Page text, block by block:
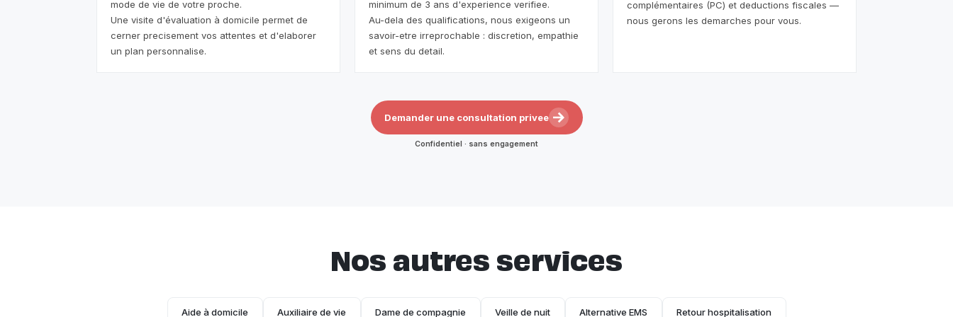
mode de vie de votre proche.
Une visite d'évaluation à domicile permet de
cerner precisement vos attentes et d'elaborer
un plan personnalise.
minimum de 3 ans d'experience verifiee.
Au-dela des qualifications, nous exigeons un
savoir-etre irreprochable : discretion, empathie
et sens du detail.
complémentaires (PC) et deductions fiscales —
nous gerons les demarches pour vous.
Demander une consultation privee
Confidentiel · sans engagement
Nos autres services
Aide à domicile Auxiliaire de vie Dame de compagnie Veille de nuit Alternative EMS Retour hospitalisation